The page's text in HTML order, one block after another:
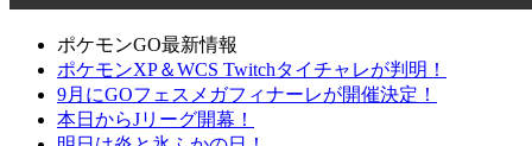
ポケモンGO最新情報
ポケモンXP＆WCS Twitchタイチャレが判明！
9月にGOフェスメガフィナーレが開催決定！
本日からJリーグ開幕！